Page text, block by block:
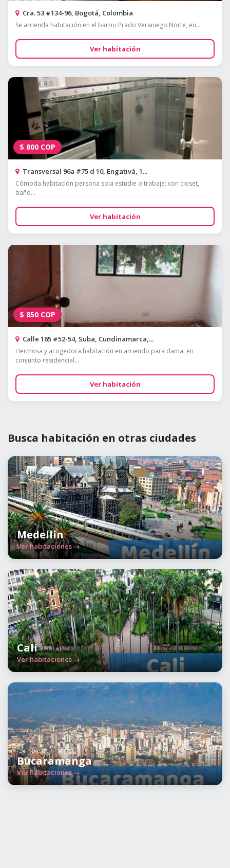
Cra. 53 #134-96, Bogotá, Colombia
Se arrienda habitación en el barrio Prado Veraniego Norte, en...
Ver habitación
$ 800 COP
Transversal 96a #75 d 10, Engativá, 1...
Cómoda habitación persona sola estudie o trabaje; con closet,
baño...
Ver habitación
$ 850 COP
Calle 165 #52-54, Suba, Cundinamarca,...
Hermosa y acogedora habitación en arriendo para dama, en
conjunto residencial...
Ver habitación
Busca habitación en otras ciudades
Medellín
Ver habitaciones →
Cali
Ver habitaciones →
Bucaramanga
Ver habitaciones →